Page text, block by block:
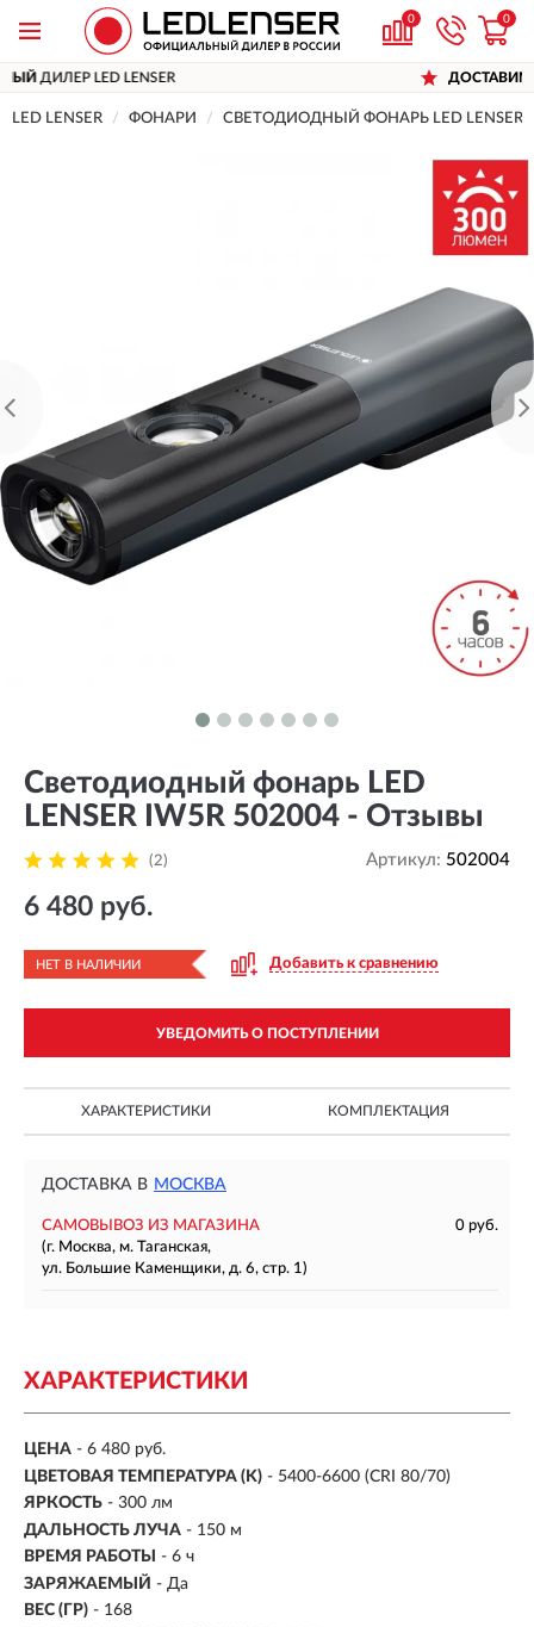
0 0
ПО ВСЕЙ
LED LENSER ФОНАРИ CВЕТОДИОДНЫЙ ФОНАРЬ LED LENSER
Cветодиодный фонарь LED
LENSER IW5R 502004 - Отзывы
(2) Артикул: 502004
6 480 руб.
НЕТ В НАЛИЧИИ Добавить к сравнению
УВЕДОМИТЬ О ПОСТУПЛЕНИИ
ХАРАКТЕРИСТИКИ КОМПЛЕКТАЦИЯ
ДОСТАВКА В МОСКВА
САМОВЫВОЗ ИЗ МАГАЗИНА
0 руб.
(г. Москва, м. Таганская,
ул. Большие Каменщики, д. 6, стр. 1)
ХАРАКТЕРИСТИКИ
ЦЕНА - 6 480 руб.
ЦВЕТОВАЯ ТЕМПЕРАТУРА (K) - 5400-6600 (CRI 80/70)
ЯРКОСТЬ - 300 лм
ДАЛЬНОСТЬ ЛУЧА - 150 м
ВРЕМЯ РАБОТЫ
- 6 ч
ЗАРЯЖАЕМЫЙ - Да
ВЕС (ГР) - 168